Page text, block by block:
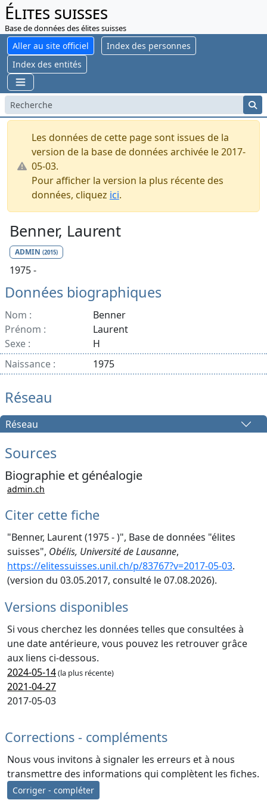
Élites suisses
Base de données des élites suisses
Aller au site officiel
Index des personnes
Index des entités
Les données de cette page sont issues de la
version de la base de données archivée le 2017-
05-03.
Pour afficher la version la plus récente des
données, cliquez ici.
Benner, Laurent
ADMIN (2015)
1975 -
Données biographiques
Nom :
Benner
Prénom :
Laurent
Sexe :
H
Naissance :
1975
Réseau
Réseau
Sources
Biographie et généalogie
admin.ch
Citer cette fiche
"Benner, Laurent (1975 - )", Base de données "élites
suisses", Obélis, Université de Lausanne,
https://elitessuisses.unil.ch/p/83767?v=2017-05-03.
(version du 03.05.2017, consulté le 07.08.2026).
Versions disponibles
Si vous cherchez les données telles que consultées à
une date antérieure, vous pouvez les retrouver grâce
aux liens ci-dessous.
2024-05-14(la plus récente)
2021-04-27
2017-05-03
Corrections - compléments
Nous vous invitons à signaler les erreurs et à nous
transmettre des informations qui complètent les fiches.
Corriger - compléter